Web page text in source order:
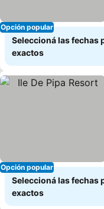
Opción popular
Seleccioná las fechas
exactos
Opción popular
Seleccioná las fechas
exactos